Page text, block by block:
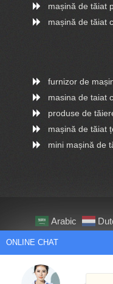
mașină de tăiat
mașină de tăiat
furnizor de
masina de taiat
produse de
mașină de tăiat
mini mașină de
Arabic
Cilina